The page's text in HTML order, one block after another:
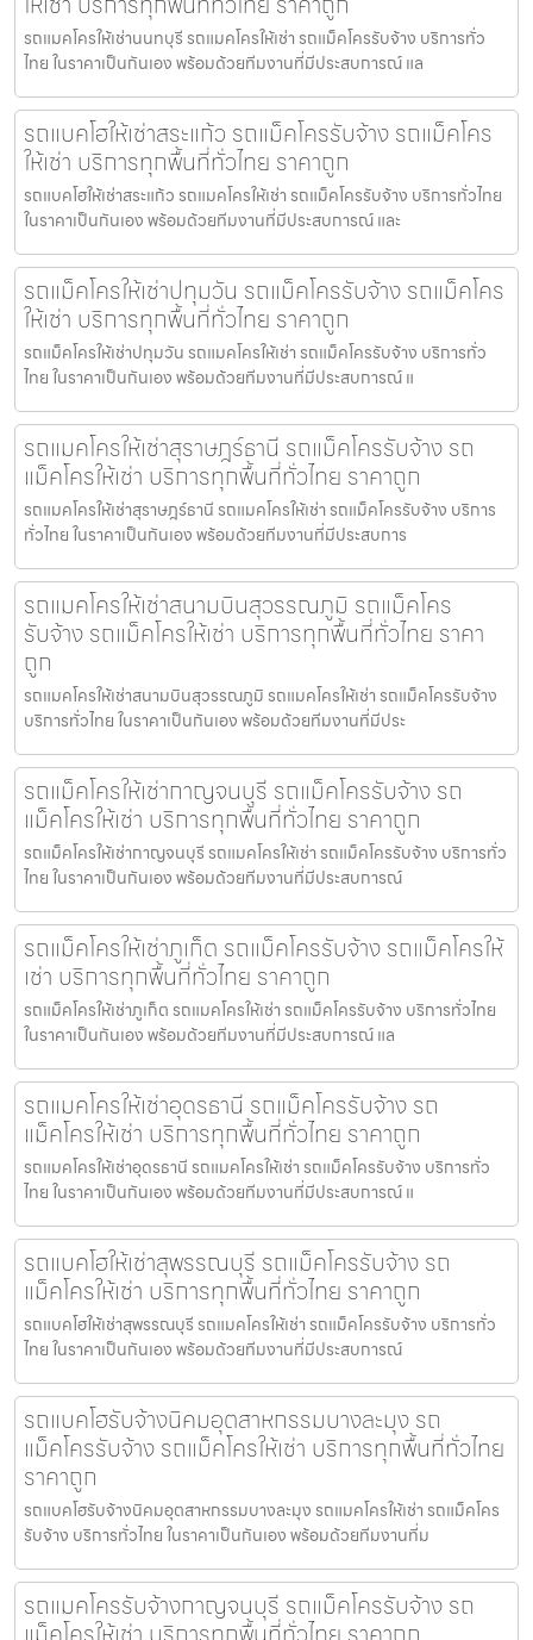
รถแมคโครให้เช่านนทบุรี รถแมคโครให้เช่า รถแม็คโครรับจ้าง บริการทั่ว
ไทย ในราคาเป็นกันเอง พร้อมด้วยทีมงานที่มีประสบการณ์ แล
รถแบคโฮให้เช่าสระแก้ว รถแม็คโครรับจ้าง รถแม็คโคร
ให้เช่า บริการทุกพื้นที่ทั่วไทย ราคาถูก
รถแบคโฮให้เช่าสระแก้ว รถแมคโครให้เช่า รถแม็คโครรับจ้าง บริการทั่วไทย
ในราคาเป็นกันเอง พร้อมด้วยทีมงานที่มีประสบการณ์ และ
รถแม็คโครให้เช่าปทุมวัน รถแม็คโครรับจ้าง รถแม็คโคร
ให้เช่า บริการทุกพื้นที่ทั่วไทย ราคาถูก
รถแม็คโครให้เช่าปทุมวัน รถแมคโครให้เช่า รถแม็คโครรับจ้าง บริการทั่ว
ไทย ในราคาเป็นกันเอง พร้อมด้วยทีมงานที่มีประสบการณ์ แ
รถแมคโครให้เช่าสุราษฎร์ธานี รถแม็คโครรับจ้าง รถ
แม็คโครให้เช่า บริการทุกพื้นที่ทั่วไทย ราคาถูก
รถแมคโครให้เช่าสุราษฎร์ธานี รถแมคโครให้เช่า รถแม็คโครรับจ้าง บริการ
ทั่วไทย ในราคาเป็นกันเอง พร้อมด้วยทีมงานที่มีประสบการ
รถแมคโครให้เช่าสนามบินสุวรรณภูมิ รถแม็คโคร
รับจ้าง รถแม็คโครให้เช่า บริการทุกพื้นที่ทั่วไทย ราคา
ถูก
รถแมคโครให้เช่าสนามบินสุวรรณภูมิ รถแมคโครให้เช่า รถแม็คโครรับจ้าง
บริการทั่วไทย ในราคาเป็นกันเอง พร้อมด้วยทีมงานที่มีประ
รถแม็คโครให้เช่ากาญจนบุรี รถแม็คโครรับจ้าง รถ
แม็คโครให้เช่า บริการทุกพื้นที่ทั่วไทย ราคาถูก
รถแม็คโครให้เช่ากาญจนบุรี รถแมคโครให้เช่า รถแม็คโครรับจ้าง บริการทั่ว
ไทย ในราคาเป็นกันเอง พร้อมด้วยทีมงานที่มีประสบการณ์
รถแม็คโครให้เช่าภูเก็ต รถแม็คโครรับจ้าง รถแม็คโครให้
เช่า บริการทุกพื้นที่ทั่วไทย ราคาถูก
รถแม็คโครให้เช่าภูเก็ต รถแมคโครให้เช่า รถแม็คโครรับจ้าง บริการทั่วไทย
ในราคาเป็นกันเอง พร้อมด้วยทีมงานที่มีประสบการณ์ แล
รถแมคโครให้เช่าอุดรธานี รถแม็คโครรับจ้าง รถ
แม็คโครให้เช่า บริการทุกพื้นที่ทั่วไทย ราคาถูก
รถแมคโครให้เช่าอุดรธานี รถแมคโครให้เช่า รถแม็คโครรับจ้าง บริการทั่ว
ไทย ในราคาเป็นกันเอง พร้อมด้วยทีมงานที่มีประสบการณ์ แ
รถแบคโฮให้เช่าสุพรรณบุรี รถแม็คโครรับจ้าง รถ
แม็คโครให้เช่า บริการทุกพื้นที่ทั่วไทย ราคาถูก
รถแบคโฮให้เช่าสุพรรณบุรี รถแมคโครให้เช่า รถแม็คโครรับจ้าง บริการทั่ว
ไทย ในราคาเป็นกันเอง พร้อมด้วยทีมงานที่มีประสบการณ์
รถแบคโฮรับจ้างนิคมอุตสาหกรรมบางละมุง รถ
แม็คโครรับจ้าง รถแม็คโครให้เช่า บริการทุกพื้นที่ทั่วไทย
ราคาถูก
รถแบคโฮรับจ้างนิคมอุตสาหกรรมบางละมุง รถแมคโครให้เช่า รถแม็คโคร
รับจ้าง บริการทั่วไทย ในราคาเป็นกันเอง พร้อมด้วยทีมงานที่ม
รถแมคโครรับจ้างกาญจนบุรี รถแม็คโครรับจ้าง รถ